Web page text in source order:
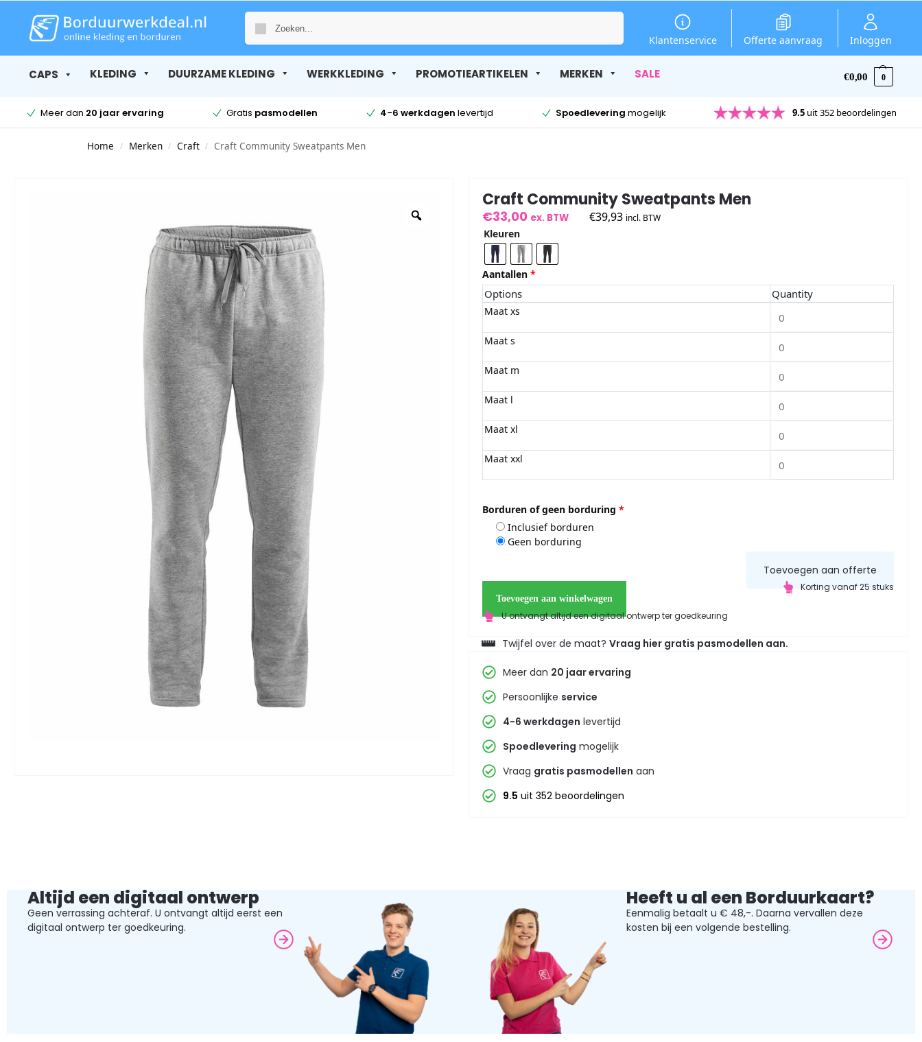
Klantenservice Offerte aanvraag Inloggen
CAPS KLEDING DUURZAME KLEDING WERKKLEDING PROMOTIEARTIKELEN MERKEN SALE €0,00 0
Meer dan 20 jaar ervaring Gratis pasmodellen 4-6 werkdagen levertijd Spoedlevering mogelijk 9.5 uit 352 beoordelingen
Home / Merken / Craft / Craft Community Sweatpants Men
Craft Community Sweatpants Men
€33,00 ex. BTW €39,93 incl. BTW
Kleuren
Aantallen *
Options Quantity
Maat xs
Maat s
Maat m
Maat l
Maat xl
Maat xxl
Borduren of geen borduring *
Inclusief borduren
Geen borduring
Toevoegen aan winkelwagen
U ontvangt altijd een digitaal ontwerp ter goedkeuring
Toevoegen aan offerte
Korting vanaf 25 stuks
Twijfel over de maat? Vraag hier gratis pasmodellen aan.
Meer dan 20 jaar ervaring
Persoonlijke service
4-6 werkdagen levertijd
Spoedlevering mogelijk
Vraag gratis pasmodellen aan
9.5 uit 352 beoordelingen
Altijd een digitaal ontwerp
Geen verrassing achteraf. U ontvangt altijd eerst een
digitaal ontwerp ter goedkeuring.
Heeft u al een Borduurkaart?
Eenmalig betaalt u € 48,-. Daarna vervallen deze
kosten bij een volgende bestelling.